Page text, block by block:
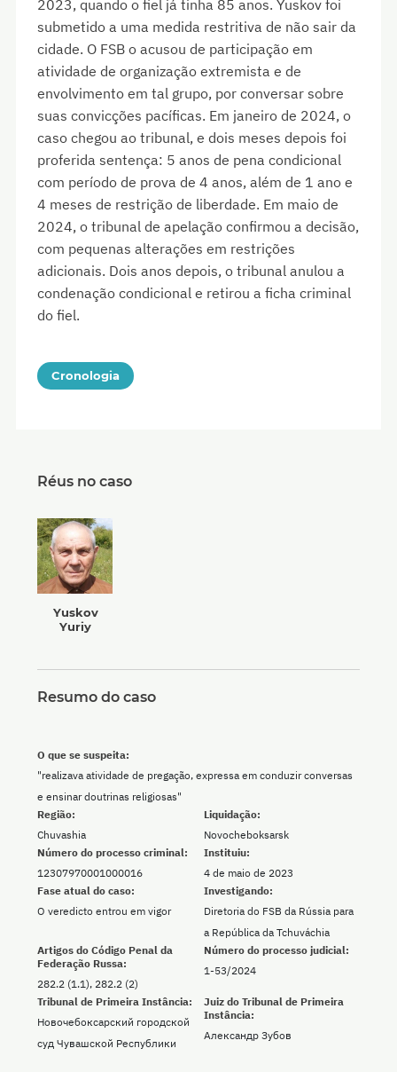
2023, quando o fiel já tinha 85 anos. Yuskov foi
submetido a uma medida restritiva de não sair da
cidade. O FSB o acusou de participação em
atividade de organização extremista e de
envolvimento em tal grupo, por conversar sobre
suas convicções pacíficas. Em janeiro de 2024, o
caso chegou ao tribunal, e dois meses depois foi
proferida sentença: 5 anos de pena condicional
com período de prova de 4 anos, além de 1 ano e
4 meses de restrição de liberdade. Em maio de
2024, o tribunal de apelação confirmou a decisão,
com pequenas alterações em restrições
adicionais. Dois anos depois, o tribunal anulou a
condenação condicional e retirou a ficha criminal
do fiel.
Cronologia
Réus no caso
Yuskov
Yuriy
Resumo do caso
Região:
Chuvashia
Liquidação:
Novocheboksarsk
O que se suspeita:
"realizava atividade de pregação, expressa em conduzir conversas
e ensinar doutrinas religiosas"
Número do processo criminal:
12307970001000016
Instituiu:
4 de maio de 2023
Fase atual do caso:
O veredicto entrou em vigor
Investigando:
Diretoria do FSB da Rússia para
a República da Tchuváchia
Artigos do Código Penal da
Federação Russa:
282.2 (1.1), 282.2 (2)
Número do processo judicial:
1-53/2024
Tribunal de Primeira Instância:
Новочебоксарский городской
суд Чувашской Республики
Juiz do Tribunal de Primeira
Instância:
Александр Зубов